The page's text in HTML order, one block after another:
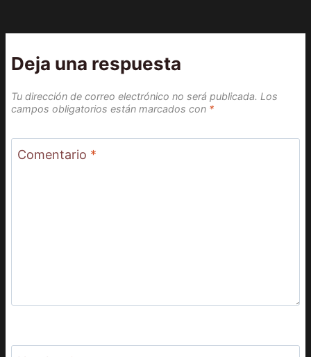
Deja una respuesta
Tu dirección de correo electrónico no será publicada. Los
campos obligatorios están marcados con *
Comentario *